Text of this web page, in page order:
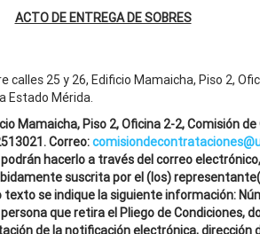
ACTO DE ENTREGA DE SOBRES
calles 25 y 26, Edificio Mamaicha, Piso 2,
Estado Mérida.
Mamaicha, Piso 2, Oficina 2-2, Comisión
Correo:
hacerlo a través del correo
suscrita por el (los)
se indique la siguiente información:
que retira el Pliego de Condiciones,
de la notificación electrónica, dirección